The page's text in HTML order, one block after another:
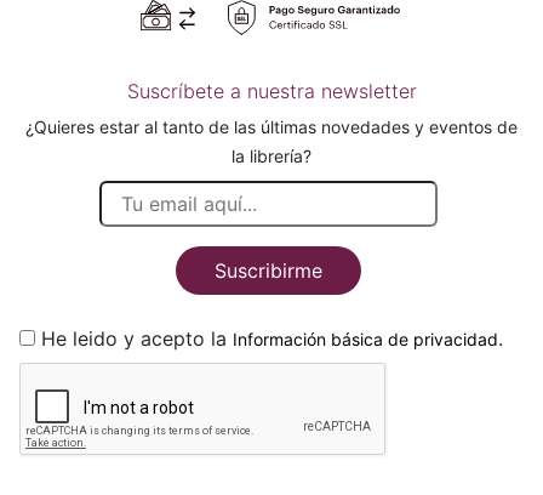
Suscríbete a nuestra newsletter
¿Quieres estar al tanto de las últimas novedades y eventos de
la librería?
Suscribirme
He leido y acepto la Información básica de privacidad.